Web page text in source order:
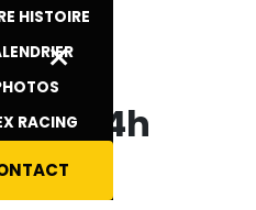
×
HISTOIRE
RACING 24h
- Spa